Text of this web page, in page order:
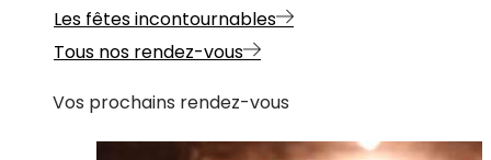
Les fêtes incontournables
Tous nos rendez-vous
Vos prochains rendez-vous